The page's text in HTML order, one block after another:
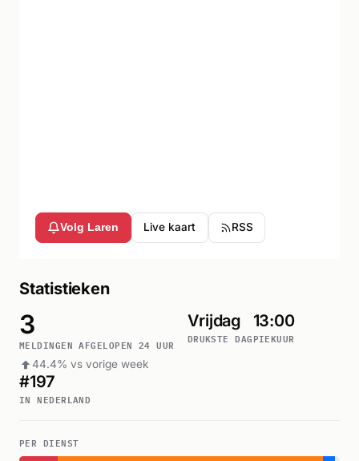
Volg Laren Live kaart RSS
Statistieken
3
MELDINGEN AFGELOPEN 24 UUR
44.4% vs vorige week
Vrijdag
DRUKSTE DAG
13:00
PIEKUUR
#197
IN NEDERLAND
PER DIENST